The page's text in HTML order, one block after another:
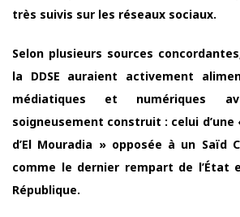
très suivis sur les réseaux sociaux.
Selon plusieurs sources
la DDSE auraient activement
médiatiques et numériques
soigneusement construit : celui d’une
d’El Mouradia » opposée à un Saïd
comme le dernier rempart de l’État
République.